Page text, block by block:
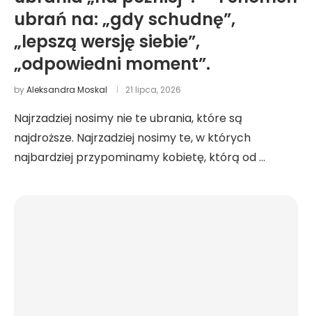
ubrań na: „gdy schudnę”,
„lepszą wersję siebie”,
„odpowiedni moment”.
byAleksandra Moskal 21 lipca, 2026
Najrzadziej nosimy nie te ubrania, które są
najdroższe. Najrzadziej nosimy te, w których
najbardziej przypominamy kobietę, którą od …